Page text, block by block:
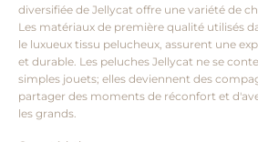
diversifiée de Jellycat offre une variété de
Les matériaux de première qualité utilisés
le luxueux tissu pelucheux, assurent une
et durable. Les peluches Jellycat ne se
simples jouets; elles deviennent des
partager des moments de réconfort et
les grands.